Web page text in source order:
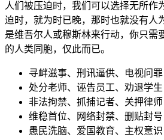
人们被压迫时，我们可以选择无所作
迫时，就为时已晚，那时也就没有人
是维吾尔人或穆斯林来行动，你只需
的人类同胞，仅此而已。
寻衅滋事、刑讯逼供、电视问罪
处分老师、诬告员工、劝退学生
非法拘禁、抓捕记者、关押律师
维稳首位、网络封禁、删贴封号
愚民洗脑、爱国教育、主权意识